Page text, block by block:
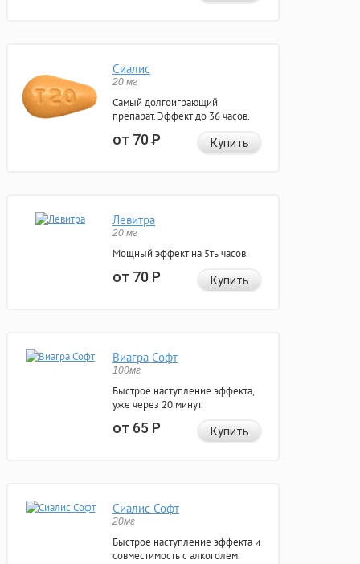
Сиалис
20 мг
Самый долгоиграющий
препарат. Эффект до 36 часов.
от 70Р Купить
Левитра
20 мг
Мощный эффект на 5ть часов.
от 70Р Купить
Виагра Софт
100мг
Быстрое наступление эффекта,
уже через 20 минут.
от 65Р Купить
Сиалис Софт
20мг
Быстрое наступление эффекта и
совместимость с алкоголем.